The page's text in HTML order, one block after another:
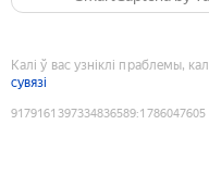
Калі ў вас узніклі праблемы,
сувязі
9179161397334836589:1786047605